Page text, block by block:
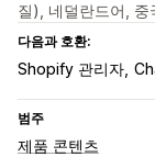
질), 네덜란드어, 중
다음과 호환:
Shopify 관리자
범주
제품 콘텐츠